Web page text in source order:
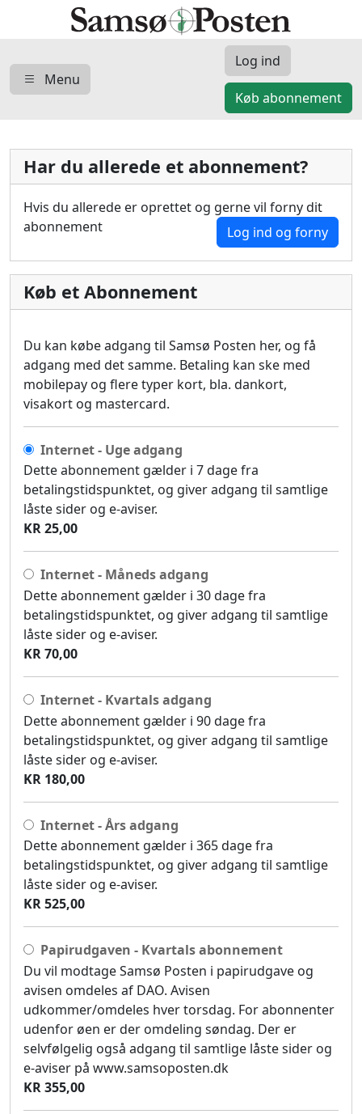
Menu
Log ind
Køb abonnement
Har du allerede et abonnement?
Hvis du allerede er oprettet og gerne vil forny dit
abonnement
Log ind og forny
Køb et Abonnement
Du kan købe adgang til Samsø Posten her, og få
adgang med det samme. Betaling kan ske med
mobilepay og flere typer kort, bla. dankort,
visakort og mastercard.
Internet - Uge adgang
Dette abonnement gælder i 7 dage fra
betalingstidspunktet, og giver adgang til samtlige
låste sider og e-aviser.
KR 25,00
Internet - Måneds adgang
Dette abonnement gælder i 30 dage fra
betalingstidspunktet, og giver adgang til samtlige
låste sider og e-aviser.
KR 70,00
Internet - Kvartals adgang
Dette abonnement gælder i 90 dage fra
betalingstidspunktet, og giver adgang til samtlige
låste sider og e-aviser.
KR 180,00
Internet - Års adgang
Dette abonnement gælder i 365 dage fra
betalingstidspunktet, og giver adgang til samtlige
låste sider og e-aviser.
KR 525,00
Papirudgaven - Kvartals abonnement
Du vil modtage Samsø Posten i papirudgave og
avisen omdeles af DAO. Avisen
udkommer/omdeles hver torsdag. For abonnenter
udenfor øen er der omdeling søndag. Der er
selvfølgelig også adgang til samtlige låste sider og
e-aviser på www.samsoposten.dk
KR 355,00